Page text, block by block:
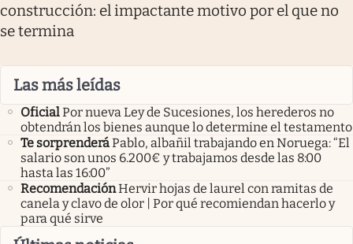
construcción: el impactante motivo por el que no
se termina
Las más leídas
OficialPor nueva Ley de Sucesiones, los herederos no
obtendrán los bienes aunque lo determine el testamento
Te sorprenderáPablo, albañil trabajando en Noruega: “El
salario son unos 6.200€ y trabajamos desde las 8:00
hasta las 16:00”
RecomendaciónHervir hojas de laurel con ramitas de
canela y clavo de olor | Por qué recomiendan hacerlo y
para qué sirve